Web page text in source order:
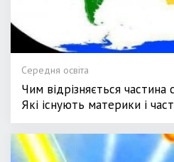
Середня освіта
Чим відрізняється частина
Які існують материки і